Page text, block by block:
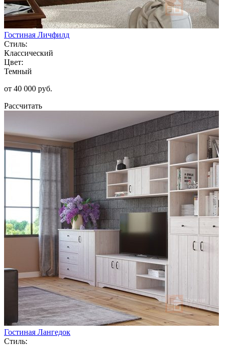
Гостиная Личфилд
Стиль:
Классический
Цвет:
Темный
от 40 000 руб.
Рассчитать
Гостиная Лангедок
Стиль: